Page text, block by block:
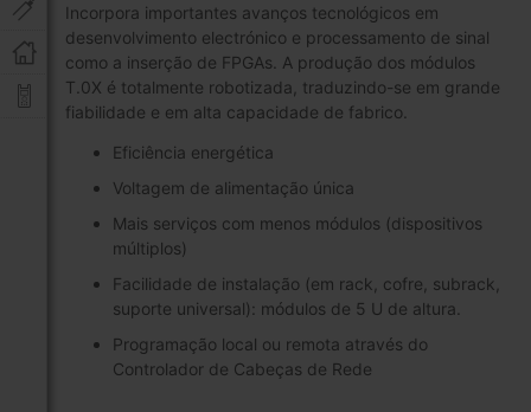
Incorpora importantes avanços tecnológicos em
desenvolvimento electrónico e processamento de sinal
como a inserção de FPGAs. A produção dos módulos
T.0X é totalmente robotizada, traduzindo-se em grande
fiabilidade e em alta capacidade de fabrico.
Eficiência energética
Voltagem de alimentação única
Mais serviços com menos módulos (dispositivos
múltiplos)
Facilidade de instalação (em rack, cofre, subrack,
suporte universal): módulos de 5 U de altura.
Programação local ou remota através do
Controlador de Cabeças de Rede